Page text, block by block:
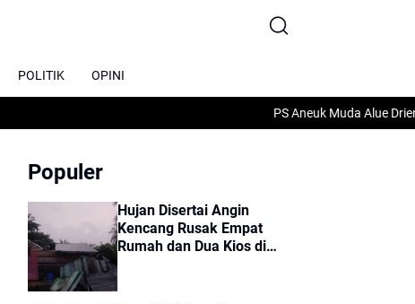
POLITIK OPINI
PS Aneuk Muda Alue Drien
Populer
Hujan Disertai Angin
Kencang Rusak Empat
Rumah dan Dua Kios di